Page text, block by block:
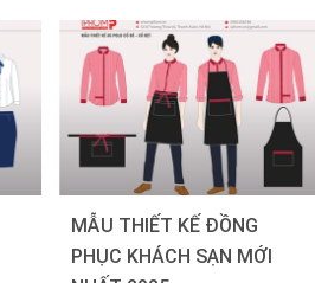
MẪU THIẾT KẾ ĐỒNG
PHỤC KHÁCH SẠN MỚI